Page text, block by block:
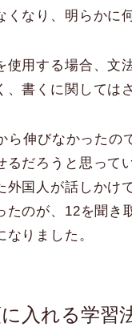
くなり、明らかに
使用する場合、文
、書くに関しては
ら伸びなかったの
るだろうと思って
外国人が話しかけ
たのが、12を聞
りました。
入れる学習